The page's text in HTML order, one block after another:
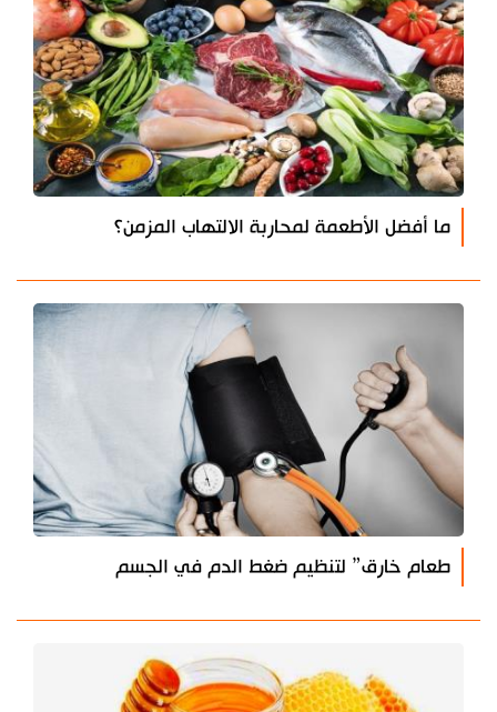
ما أفضل الأطعمة لمحاربة الالتهاب المزمن؟
طعام خارق” لتنظيم ضغط الدم في الجسم